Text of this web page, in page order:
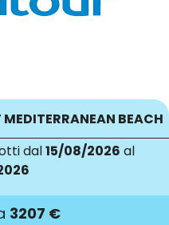
MEDITERRANEAN BEACH
dal15/08/2026 al
3207 €